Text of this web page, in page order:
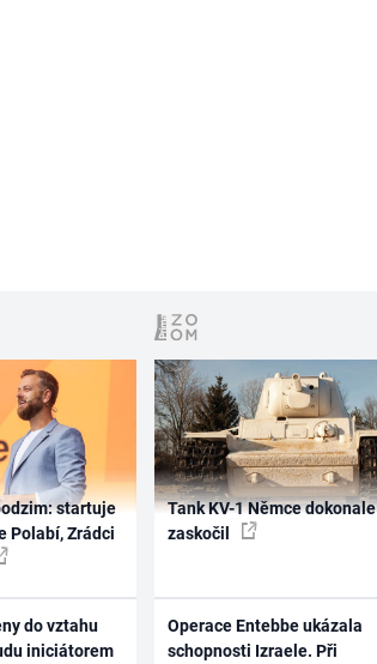
startuje
Polabí, Zrádci
do vztahu
iniciátorem
Tank KV-1 Němce dokonale
zaskočil
Operace Entebbe ukázala
schopnosti Izraele. Při